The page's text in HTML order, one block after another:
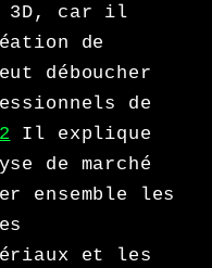
3D, car il
de
déboucher
de
2 Il explique
de marché
ensemble les
et les